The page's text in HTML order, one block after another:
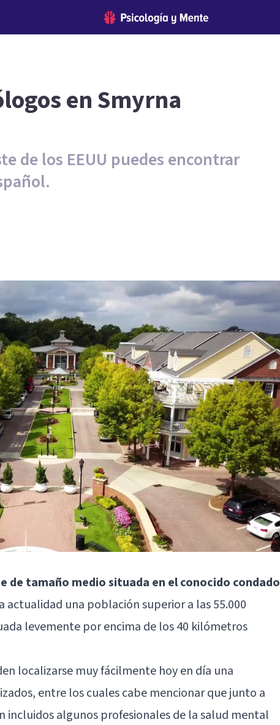
en Smyrna
de los EEUU puedes encontrar
de tamaño medio situada en el conocido condado
actualidad una población superior a las 55.000
levemente por encima de los 40 kilómetros
localizarse muy fácilmente hoy en día una
entre los cuales cabe mencionar que junto a
algunos profesionales de la salud mental